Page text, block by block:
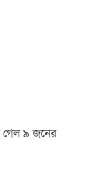
গেল ৯ জনের